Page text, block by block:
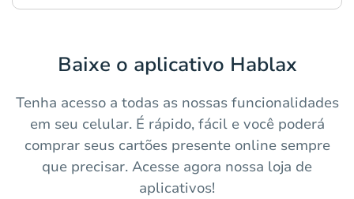
Baixe o aplicativo Hablax
Tenha acesso a todas as nossas funcionalidades
em seu celular. É rápido, fácil e você poderá
comprar seus cartões presente online sempre
que precisar. Acesse agora nossa loja de
aplicativos!